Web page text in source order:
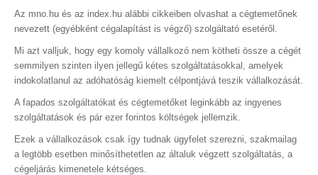
Az mno.hu és az index.hu alábbi cikkeiben olvashat a cégtemetőnek
nevezett (egyébként cégalapítást is végző) szolgáltató esetéről.
Mi azt valljuk, hogy egy komoly vállalkozó nem kötheti össze a cégét
semmilyen szinten ilyen jellegű kétes szolgáltatásokkal, amelyek
indokolatlanul az adóhatóság kiemelt célpontjává teszik vállalkozását.
A fapados szolgáltatókat és cégtemetőket leginkább az ingyenes
szolgáltatások és pár ezer forintos költségek jellemzik.
Ezek a vállalkozások csak így tudnak ügyfelet szerezni, szakmailag
a legtöbb esetben minősíthetetlen az általuk végzett szolgáltatás, a
cégeljárás kimenetele kétséges.